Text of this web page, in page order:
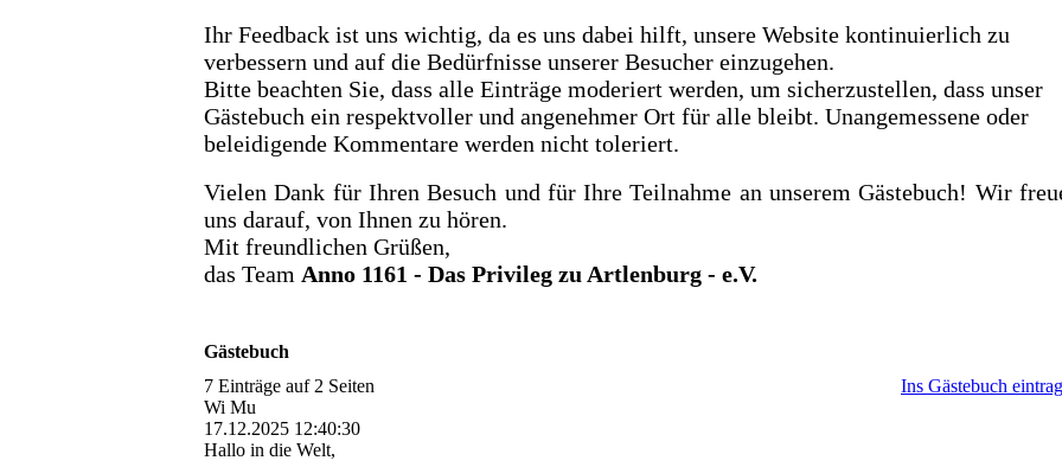
Ihr Feedback ist uns wichtig, da es uns dabei hilft, unsere Website kontinuierlich zu
verbessern und auf die Bedürfnisse unserer Besucher einzugehen.
Bitte beachten Sie, dass alle Einträge moderiert werden, um sicherzustellen, dass unser
Gästebuch ein respektvoller und angenehmer Ort für alle bleibt. Unangemessene oder
beleidigende Kommentare werden nicht toleriert.
Vielen Dank für Ihren Besuch und für Ihre Teilnahme an unserem Gästebuch! Wir
uns darauf, von Ihnen zu hören.
Mit freundlichen Grüßen,
das Team Anno 1161 - Das Privileg zu Artlenburg - e.V.
Gästebuch
7 Einträge auf 2 Seiten
Ins Gästebuch
Wi Mu
17.12.2025 12:40:30
Hallo in die Welt,